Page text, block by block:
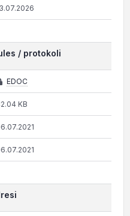
/ protokoli
EDOC
KB